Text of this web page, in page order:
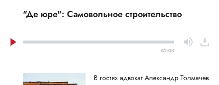
"Де юре": Самовольное строительство
52:03
В гостях адвокат Александр Толмачев